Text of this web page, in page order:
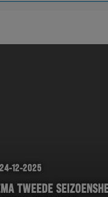
24-12-2025
TWEEDE